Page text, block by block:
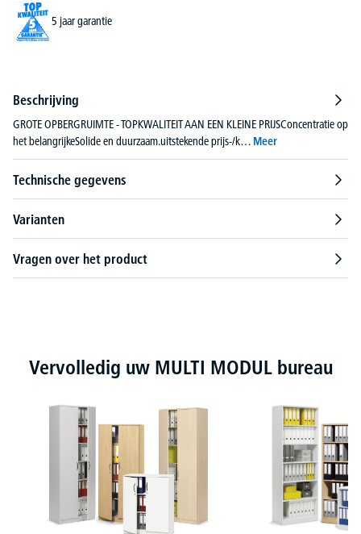
5 jaar garantie
Beschrijving
GROTE OPBERGRUIMTE - TOPKWALITEIT AAN EEN KLEINE PRIJSConcentratie op
het belangrijkeSolide en duurzaam.uitstekende prijs-/k… Meer
Technische gegevens
Varianten
Vragen over het product
Productgalerij overslaan
Vervolledig uw MULTI MODUL bureau